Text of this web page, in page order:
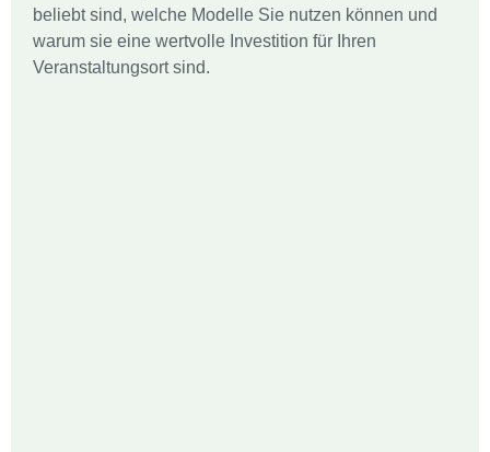
beliebt sind, welche Modelle Sie nutzen können und
warum sie eine wertvolle Investition für Ihren
Veranstaltungsort sind.